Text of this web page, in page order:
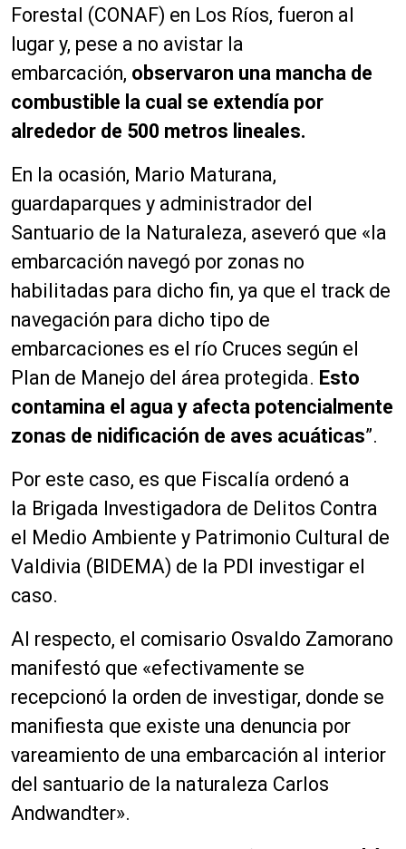
Forestal (CONAF) en Los Ríos, fueron al
lugar y, pese a no avistar la
embarcación, observaron una mancha de
combustible la cual se extendía por
alrededor de 500 metros lineales.
En la ocasión, Mario Maturana,
guardaparques y administrador del
Santuario de la Naturaleza, aseveró que «la
embarcación navegó por zonas no
habilitadas para dicho fin, ya que el track de
navegación para dicho tipo de
embarcaciones es el río Cruces según el
Plan de Manejo del área protegida. Esto
contamina el agua y afecta potencialmente
zonas de nidificación de aves acuáticas”.
Por este caso, es que Fiscalía ordenó a
la Brigada Investigadora de Delitos Contra
el Medio Ambiente y Patrimonio Cultural de
Valdivia (BIDEMA) de la PDI investigar el
caso.
Al respecto, el comisario Osvaldo Zamorano
manifestó que «efectivamente se
recepcionó la orden de investigar, donde se
manifiesta que existe una denuncia por
vareamiento de una embarcación al interior
del santuario de la naturaleza Carlos
Andwandter».